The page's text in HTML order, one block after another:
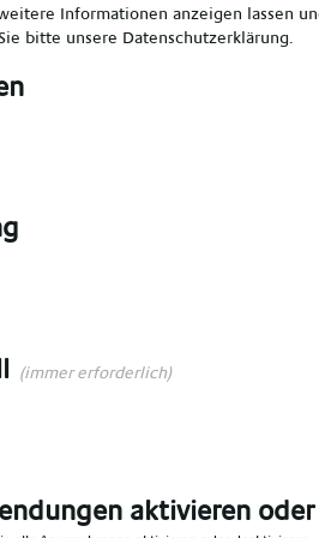
wählen*
Network
Informationen anzeigen lassen
bitte unsere Datenschutzerklärung.
(immer erforderlich)
aktivieren